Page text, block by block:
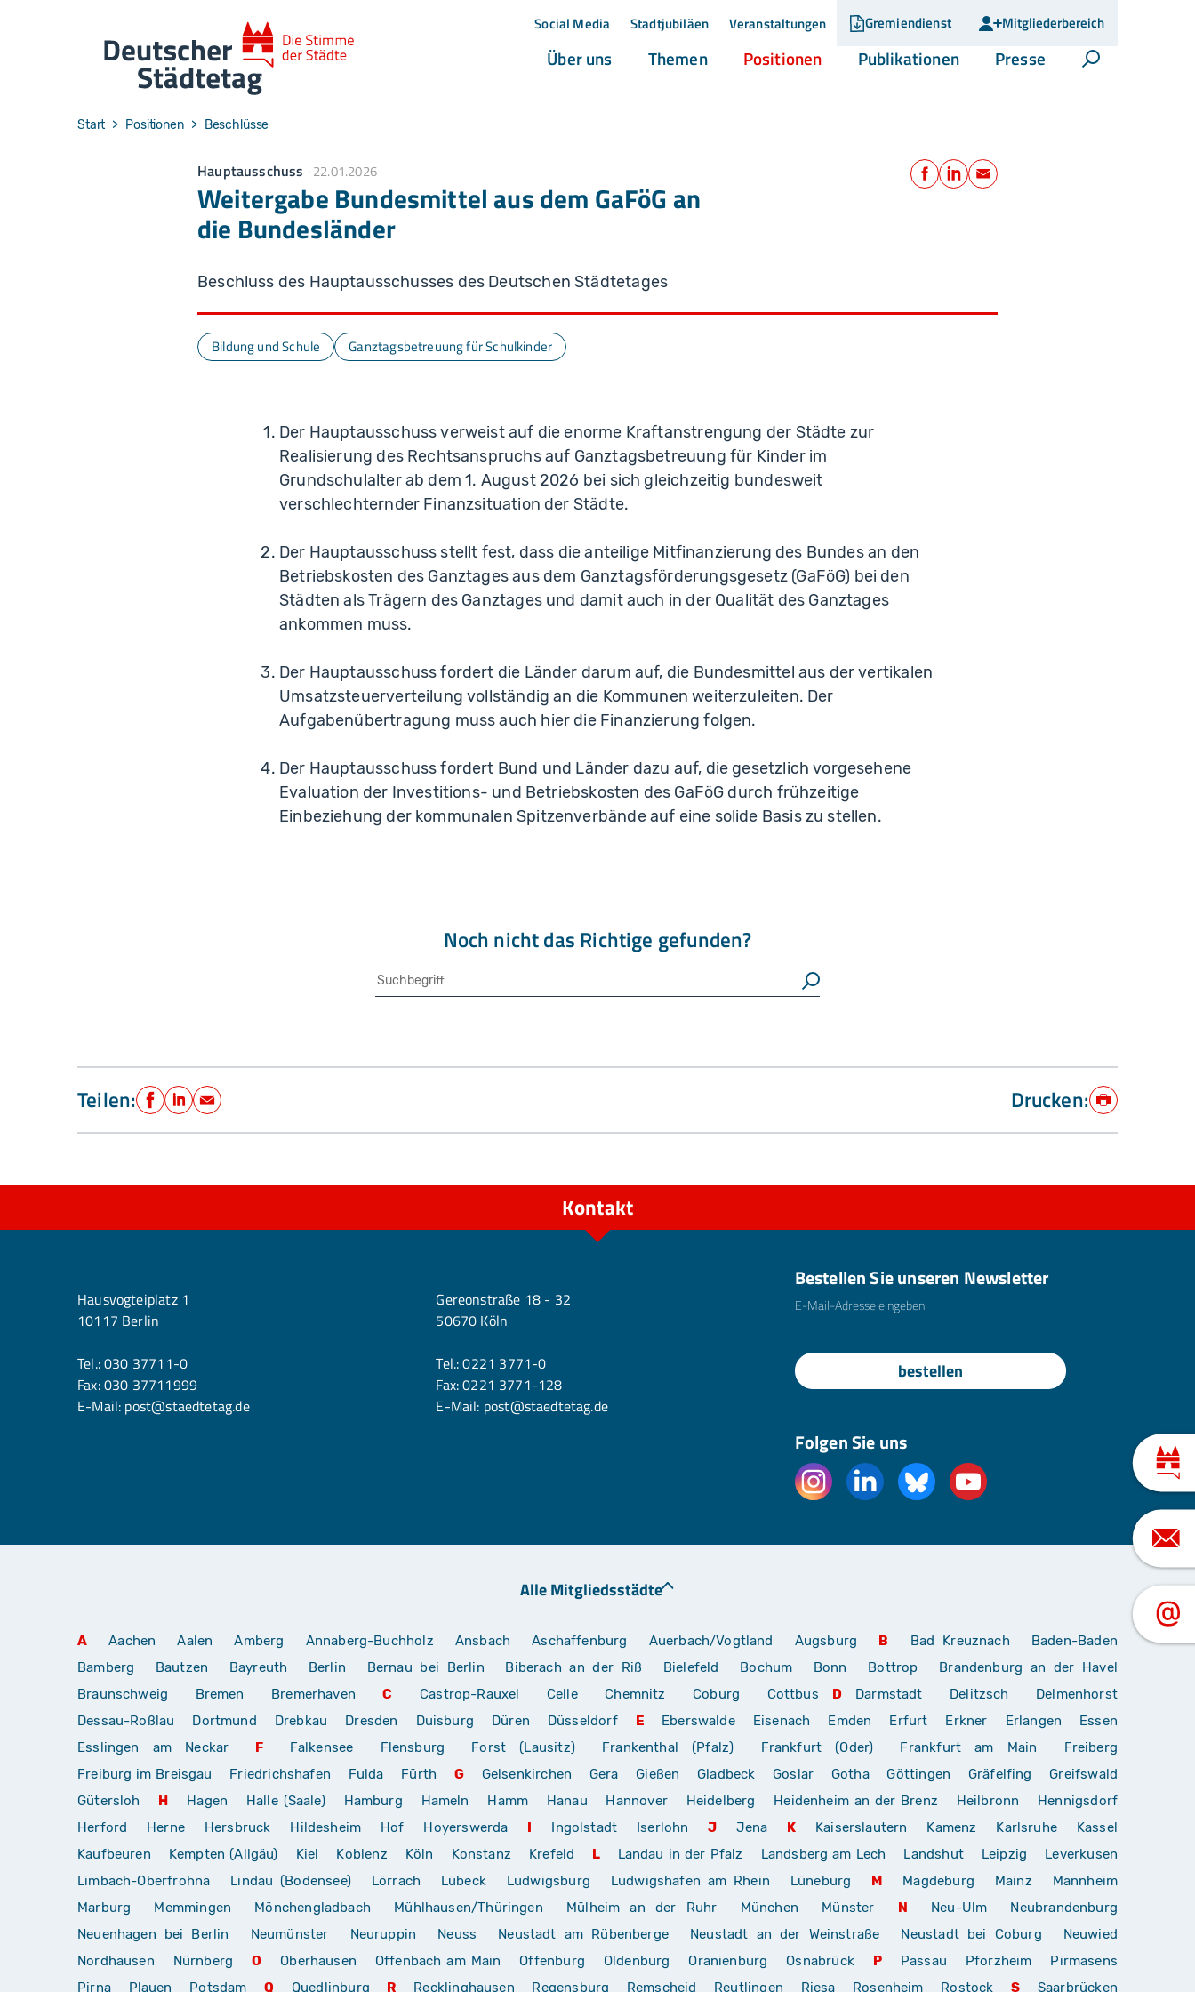
Social Media Stadtjubiläen Veranstaltungen Gremiendienst Mitgliederbereich
Über uns(current)Themen(current)Positionen(current)Publikationen(current)Presse (current)Suche öffnen
You are here:
Start Positionen Beschlüsse
Hauptausschuss 22.01.2026
Weitergabe Bundesmittel aus dem GaFöG an
die Bundesländer
Beschluss des Hauptausschusses des Deutschen Städtetages
Teilen
Facebook
LinkedIn
E-Mail
Bildung und Schule Ganztagsbetreuung für Schulkinder
Der Hauptausschuss verweist auf die enorme Kraftanstrengung der Städte zur
Realisierung des Rechtsanspruchs auf Ganztagsbetreuung für Kinder im
Grundschulalter ab dem 1. August 2026 bei sich gleichzeitig bundesweit
verschlechternder Finanzsituation der Städte.
Der Hauptausschuss stellt fest, dass die anteilige Mitfinanzierung des Bundes an den
Betriebskosten des Ganztages aus dem Ganztagsförderungsgesetz (GaFöG) bei den
Städten als Trägern des Ganztages und damit auch in der Qualität des Ganztages
ankommen muss.
Der Hauptausschuss fordert die Länder darum auf, die Bundesmittel aus der vertikalen
Umsatzsteuerverteilung vollständig an die Kommunen weiterzuleiten. Der
Aufgabenübertragung muss auch hier die Finanzierung folgen.
Der Hauptausschuss fordert Bund und Länder dazu auf, die gesetzlich vorgesehene
Evaluation der Investitions- und Betriebskosten des GaFöG durch frühzeitige
Einbeziehung der kommunalen Spitzenverbände auf eine solide Basis zu stellen.
Noch nicht das Richtige gefunden?
Suche Suchen
Teilen: Facebook
LinkedIn
E-Mail Drucken: Drucken
Kontakt
Hausvogteiplatz 1
10117 Berlin
Tel.:030 37711-0
Fax: 030 37711999
E-Mail: post@staedtetag.de
Gereonstraße 18 - 32
50670 Köln
Tel.:0221 3771-0
Fax: 0221 3771-128
E-Mail: post@staedtetag.de
Bestellen Sie unseren Newsletter
E-Mailadresse
bestellen
Folgen Sie uns
Alle Mitgliedsstädte
A Aachen Aalen Amberg Annaberg-Buchholz Ansbach Aschaffenburg Auerbach/Vogtland Augsburg B Bad Kreuznach
Baden-Baden
Bamberg
Bautzen Bayreuth Berlin Bernau bei Berlin Biberach an der Riß Bielefeld Bochum Bonn Bottrop
Brandenburg an der Havel
Braunschweig
Bremen Bremerhaven C Castrop-Rauxel Celle Chemnitz Coburg Cottbus D Darmstadt Delitzsch
Delmenhorst
Dessau-Roßlau
Dortmund Drebkau Dresden Duisburg Düren Düsseldorf E Eberswalde Eisenach Emden Erfurt Erkner Erlangen
Essen
Esslingen am Neckar
F Falkensee Flensburg Forst (Lausitz) Frankenthal (Pfalz) Frankfurt (Oder) Frankfurt am Main
Freiberg
Freiburg im Breisgau
Friedrichshafen Fulda Fürth G Gelsenkirchen Gera Gießen Gladbeck Goslar Gotha Göttingen Gräfelfing
Greifswald
Gütersloh
H Hagen Halle (Saale) Hamburg Hameln Hamm Hanau Hannover Heidelberg Heidenheim an der Brenz Heilbronn
Hennigsdorf
Herford
Herne Hersbruck Hildesheim Hof Hoyerswerda I Ingolstadt Iserlohn J Jena K Kaiserslautern Kamenz Karlsruhe
Kassel
Kaufbeuren
Kempten (Allgäu) Kiel Koblenz Köln Konstanz Krefeld L Landau in der Pfalz Landsberg am Lech Landshut Leipzig
Leverkusen
Limbach-Oberfrohna
Lindau (Bodensee) Lörrach Lübeck Ludwigsburg Ludwigshafen am Rhein Lüneburg M Magdeburg Mainz
Mannheim
Marburg
Memmingen Mönchengladbach Mühlhausen/Thüringen Mülheim an der Ruhr München Münster N Neu-Ulm
Neubrandenburg
Neuenhagen bei Berlin
Neumünster Neuruppin Neuss Neustadt am Rübenberge Neustadt an der Weinstraße Neustadt bei Coburg
Neuwied
Nordhausen
Nürnberg O Oberhausen Offenbach am Main Offenburg Oldenburg Oranienburg Osnabrück P Passau Pforzheim
Pirmasens
Pirna
Plauen Potsdam Q Quedlinburg R Recklinghausen Regensburg Remscheid Reutlingen Riesa Rosenheim Rostock S Saarbrücken